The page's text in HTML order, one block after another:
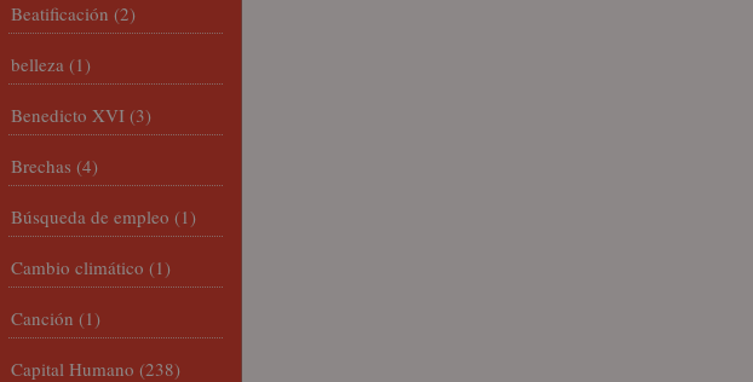
Beatificación (2)
belleza (1)
Benedicto XVI (3)
Brechas (4)
Búsqueda de empleo (1)
Cambio climático (1)
Canción (1)
Capital Humano (238)